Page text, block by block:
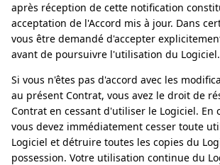
après réception de cette notification
acceptation de l'Accord mis à jour. Dans
vous être demandé d'accepter
avant de poursuivre l'utilisation du Logiciel.
Si vous n'êtes pas d'accord avec les
au présent Contrat, vous avez le droit de
Contrat en cessant d'utiliser le Logiciel. En
vous devez immédiatement cesser toute
Logiciel et détruire toutes les copies du
possession. Votre utilisation continue du